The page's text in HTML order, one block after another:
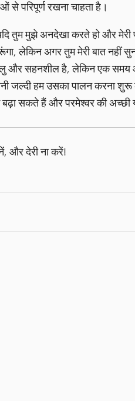
परिपूर्ण रखना चाहता है।
तुम मुझे अनदेखा करते हो और मेरी
लेकिन अगर तुम मेरी बात नहीं
और सहनशील है, लेकिन एक समय
जल्दी हम उसका पालन करना
सकते हैं और परमेश्वर की
और देरी ना करें!